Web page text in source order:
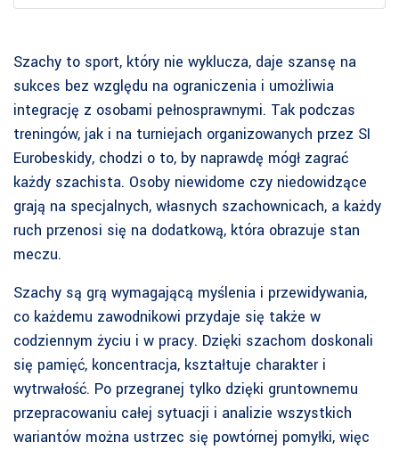
Szachy to sport, który nie wyklucza, daje szansę na
sukces bez względu na ograniczenia i umożliwia
integrację z osobami pełnosprawnymi. Tak podczas
treningów, jak i na turniejach organizowanych przez SI
Eurobeskidy, chodzi o to, by naprawdę mógł zagrać
każdy szachista. Osoby niewidome czy niedowidzące
grają na specjalnych, własnych szachownicach, a każdy
ruch przenosi się na dodatkową, która obrazuje stan
meczu.
Szachy są grą wymagającą myślenia i przewidywania,
co każdemu zawodnikowi przydaje się także w
codziennym życiu i w pracy. Dzięki szachom doskonali
się pamięć, koncentracja, kształtuje charakter i
wytrwałość. Po przegranej tylko dzięki gruntownemu
przepracowaniu całej sytuacji i analizie wszystkich
wariantów można ustrzec się powtórnej pomyłki, więc